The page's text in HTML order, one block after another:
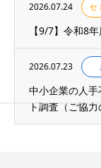
2026.07.24 セ
【9/7】令和8
2026.07.23
中小企業の人
ト調査（ご協